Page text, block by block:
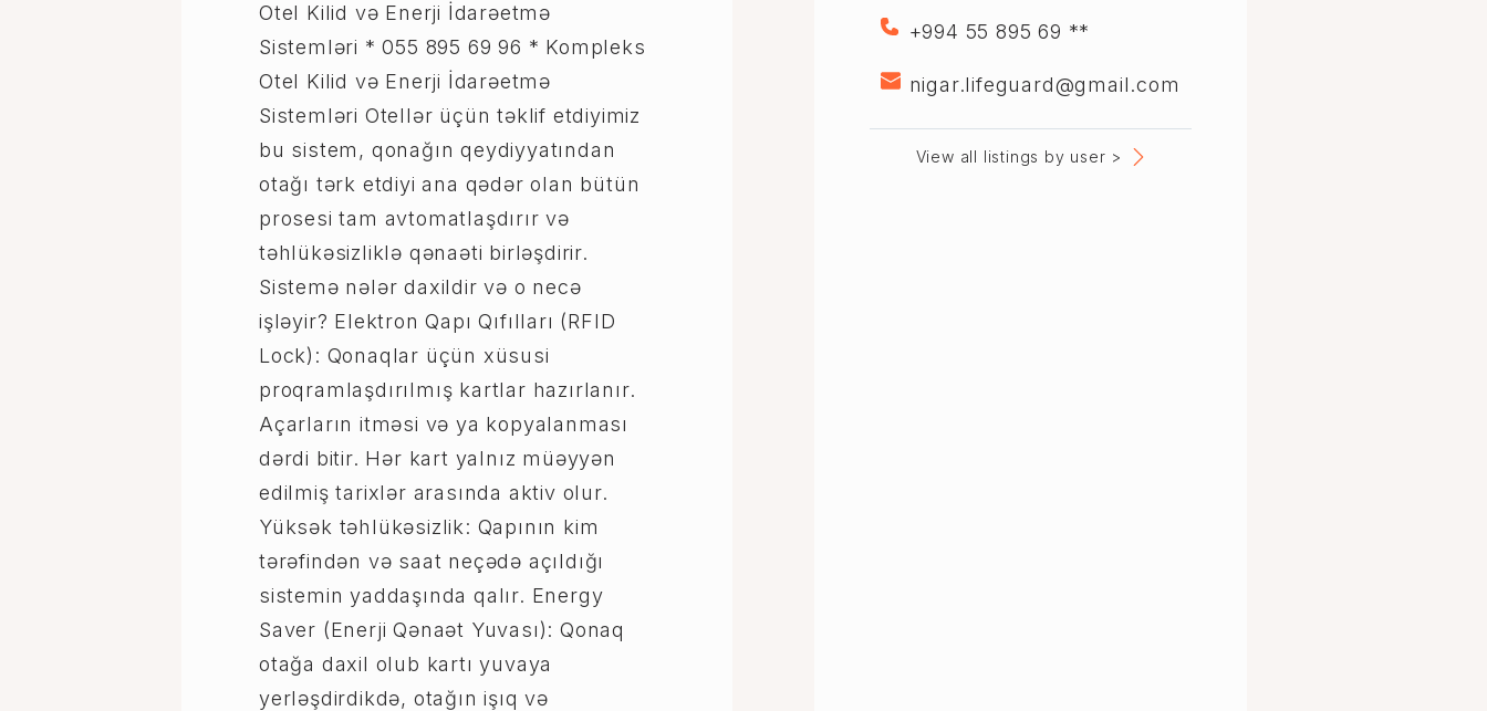
Otel Kilid və Enerji İdarəetmə
Sistemləri * 055 895 69 96 * Kompleks
Otel Kilid və Enerji İdarəetmə
Sistemləri Otellər üçün təklif etdiyimiz
bu sistem, qonağın qeydiyyatından
otağı tərk etdiyi ana qədər olan bütün
prosesi tam avtomatlaşdırır və
təhlükəsizliklə qənaəti birləşdirir.
Sistemə nələr daxildir və o necə
işləyir? Elektron Qapı Qıfılları (RFID
Lock): Qonaqlar üçün xüsusi
proqramlaşdırılmış kartlar hazırlanır.
Açarların itməsi və ya kopyalanması
dərdi bitir. Hər kart yalnız müəyyən
edilmiş tarixlər arasında aktiv olur.
Yüksək təhlükəsizlik: Qapının kim
tərəfindən və saat neçədə açıldığı
sistemin yaddaşında qalır. Energy
Saver (Enerji Qənaət Yuvası): Qonaq
otağa daxil olub kartı yuvaya
yerləşdirdikdə, otağın işıq və
+994 55 895 69 **
nigar.lifeguard@gmail.com
View all listings by user >